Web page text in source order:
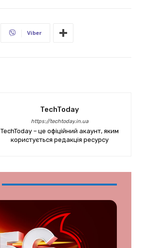
Viber
TechToday
https://techtoday.in.ua
TechToday – це офіційний акаунт, яким
користується редакція ресурсу